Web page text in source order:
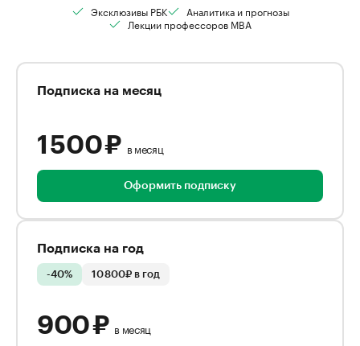
Эксклюзивы РБК
Аналитика и прогнозы
Лекции профессоров MBA
Подписка на месяц
1 500 ₽ в месяц
Оформить подписку
Подписка на год
-40% 10 800₽ в год
900 ₽ в месяц